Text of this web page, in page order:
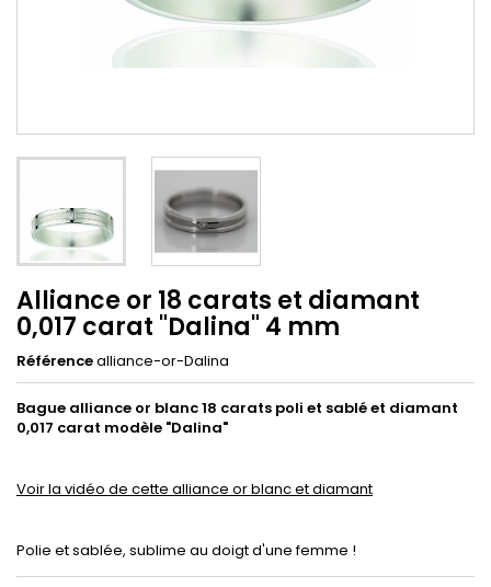
Alliance or 18 carats et diamant
0,017 carat "Dalina" 4 mm
Référencealliance-or-Dalina
Bague alliance or blanc 18 carats poli et sablé et diamant
0,017 carat modèle "Dalina"
Voir la vidéo de cette alliance or blanc et diamant
Polie et sablée, sublime au doigt d'une femme !